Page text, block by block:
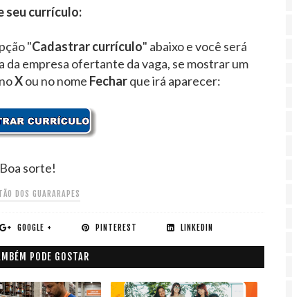
seu currículo:
"Cadastrar currículo" abaixo e você será
da empresa ofertante da vaga, se mostrar um
Xou no nome Fecharque irá aparecer:
Boa sorte!
DOS GUARARAPES
GOOGLE + PINTEREST LINKEDIN
PODE GOSTAR